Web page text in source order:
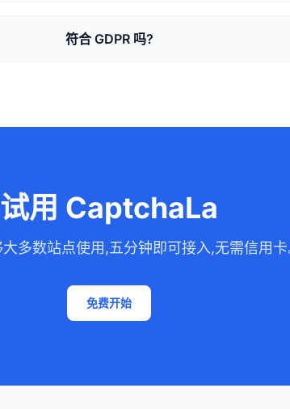
符合 GDPR 吗?
试用 CaptchaLa
多数站点使用,五分钟即可接入,无需信用
免费开始